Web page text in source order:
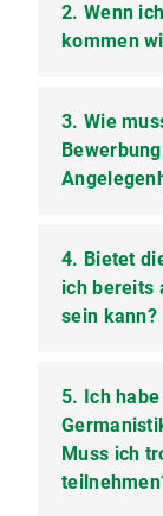
Besitzen
Gleiches gilt
und Nicht-
ist der EU-/
für meine
2. Wenn
kommen
Nein. Bitte
3. Wie
Er muss in
Abschlüsse
eine
bis zum
4. Bietet
ich bereits
sein kann?
Nein. Wir
eine Reihe
5. Ich
Muss ich